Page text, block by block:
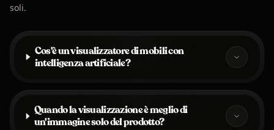
soli.
Cos'è un visualizzatore di mobili con
intelligenza artificiale?
Quando la visualizzazione è meglio di
un'immagine solo del prodotto?